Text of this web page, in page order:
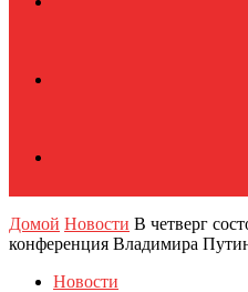
Домой Новости В четверг
конференция Владимира
Новости